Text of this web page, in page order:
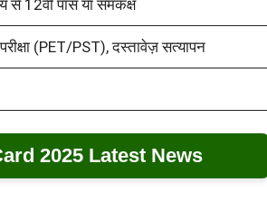
से 12वीं पास या समकक्ष
परीक्षा (PET/PST), दस्तावेज़ सत्यापन
2025 Latest News